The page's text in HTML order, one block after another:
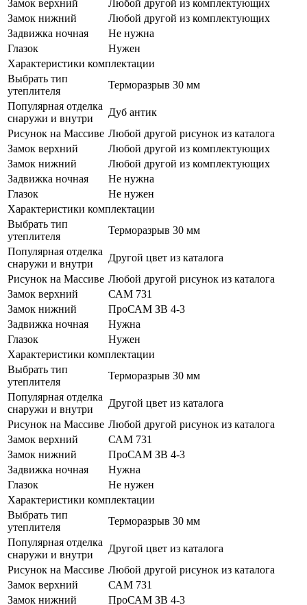
Замок верхний
Любой другой из комплектующих
Замок нижний
Любой другой из комплектующих
Задвижка ночная
Не нужна
Глазок
Нужен
Характеристики комплектации
Выбрать тип
утеплителя
Терморазрыв 30 мм
Популярная отделка
снаружи и внутри
Дуб антик
Рисунок на Массиве Любой другой рисунок из каталога
Замок верхний
Любой другой из комплектующих
Замок нижний
Любой другой из комплектующих
Задвижка ночная
Не нужна
Глазок
Не нужен
Характеристики комплектации
Выбрать тип
утеплителя
Терморазрыв 30 мм
Популярная отделка
снаружи и внутри
Другой цвет из каталога
Рисунок на Массиве Любой другой рисунок из каталога
Замок верхний
САМ 731
Замок нижний
ПроСАМ ЗВ 4-3
Задвижка ночная
Нужна
Глазок
Нужен
Характеристики комплектации
Выбрать тип
утеплителя
Терморазрыв 30 мм
Популярная отделка
снаружи и внутри
Другой цвет из каталога
Рисунок на Массиве Любой другой рисунок из каталога
Замок верхний
САМ 731
Замок нижний
ПроСАМ ЗВ 4-3
Задвижка ночная
Нужна
Глазок
Не нужен
Характеристики комплектации
Выбрать тип
утеплителя
Терморазрыв 30 мм
Популярная отделка
снаружи и внутри
Другой цвет из каталога
Рисунок на Массиве Любой другой рисунок из каталога
Замок верхний
САМ 731
Замок нижний
ПроСАМ ЗВ 4-3